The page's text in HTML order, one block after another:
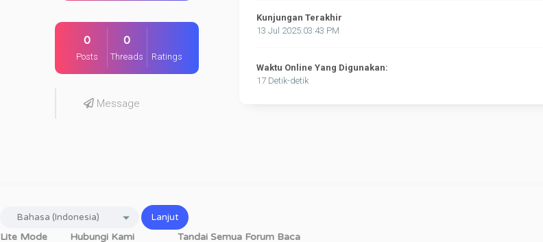
0
Posts
0
Threads Ratings
Message
Kunjungan Terakhir
13 Jul 2025:03:43 PM
Waktu Online Yang Digunakan:
17 Detik-detik
Lite Mode Hubungi Kami Tandai Semua Forum Baca